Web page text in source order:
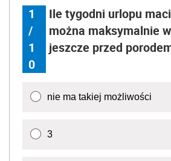
1
/
1
0
Ile tygodni urlopu
można maksymalnie
jeszcze przed
nie ma takiej możliwości
3